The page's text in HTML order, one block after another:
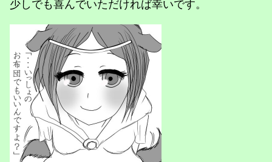
少しでも喜んでいただければ幸いです。